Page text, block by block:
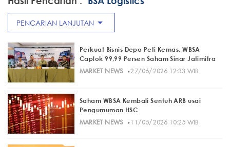
PENCARIAN LANJUTAN arrow_drop_down
Perkuat Bisnis Depo Peti Kemas, WBSA
Caplok 99,99 Persen Saham Sinar Jatimitra
MARKET NEWS· 27/06/2026 12:33 WIB
Saham WBSA Kembali Sentuh ARB usai
Pengumuman HSC
MARKET NEWS· 11/05/2026 10:25 WIB